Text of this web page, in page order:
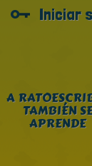
Iniciar
A
TAMBIÉN
APRENDE